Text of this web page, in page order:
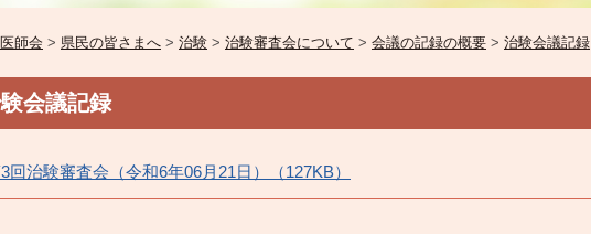
師会 > 県民の皆さまへ > 治験 > 治験審査会について > 会議の記録の概要 > 治験会議記録
会議記録
回治験審査会（令和6年06月21日）（127KB）